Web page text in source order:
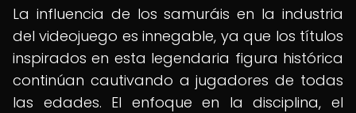
La influencia de los samuráis en la industria
del videojuego es innegable, ya que los títulos
inspirados en esta legendaria figura histórica
continúan cautivando a jugadores de todas
las edades. El enfoque en la disciplina, el